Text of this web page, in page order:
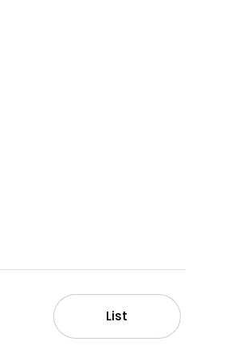
List